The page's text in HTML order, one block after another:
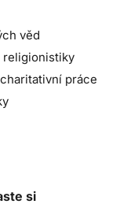
věd
religionistiky
práce
si